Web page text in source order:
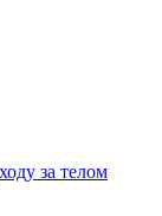
за телом